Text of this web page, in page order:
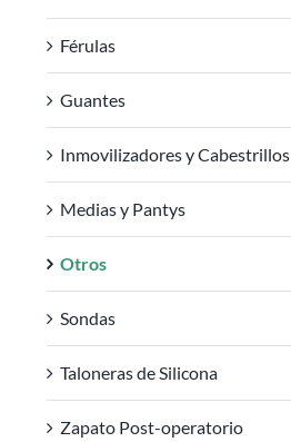
Férulas
Guantes
Inmovilizadores y Cabestrillos
Medias y Pantys
Otros
Sondas
Taloneras de Silicona
Zapato Post-operatorio